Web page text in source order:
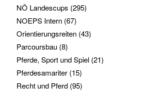
NÖ Landescups (295)
NOEPS Intern(67)
Orientierungsreiten(43)
Parcoursbau(8)
Pferde, Sport und Spiel(21)
Pferdesamariter(15)
Recht und Pferd(95)